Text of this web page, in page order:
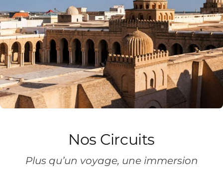
Nos Circuits
Plus qu’un voyage, une immersion